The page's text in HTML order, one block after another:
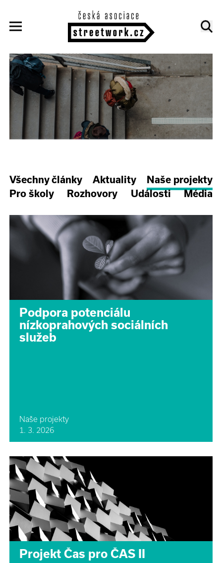
Všechny články Aktuality
Naše projekty
Pro školy
Rozhovory Události Média
Podpora potenciálu
nízkoprahových sociálních
služeb
Naše projekty
1. 3. 2026
Projekt Čas pro ČAS II